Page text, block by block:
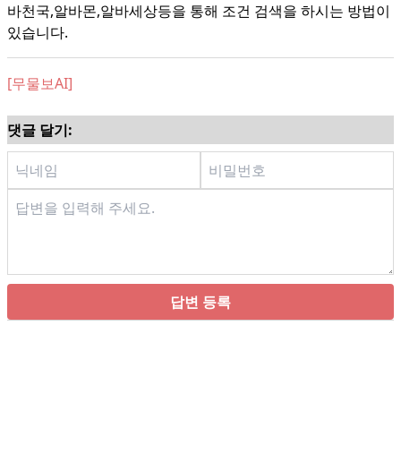
바천국,알바몬,알바세상등을 통해 조건 검색을 하시는 방법이
있습니다.
[무물보AI]
댓글 달기:
답변 등록